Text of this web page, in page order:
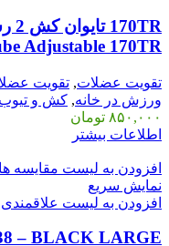
Adjustable 170TR
تقویت عضلات, تقویت
ورزش در خانه, کش و
۸۵۰,۰۰۰ تومان
اطلاعات بیشتر
افزودن به لیست مقایسه ها
نمایش سریع
افزودن به لیست علاقمندی